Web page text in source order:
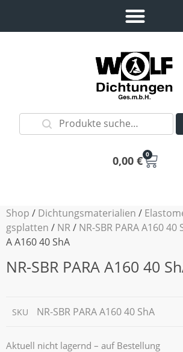
0,00 € 0
Shop / Dichtungsmaterialien /
gsplatten / NR/ NR-SBR PARA A160 40
A A160 40 ShA
NR-SBR PARA A160 40
SKU NR-SBR PARA A160 40 ShA
Aktuell nicht lagernd – auf Bestellung